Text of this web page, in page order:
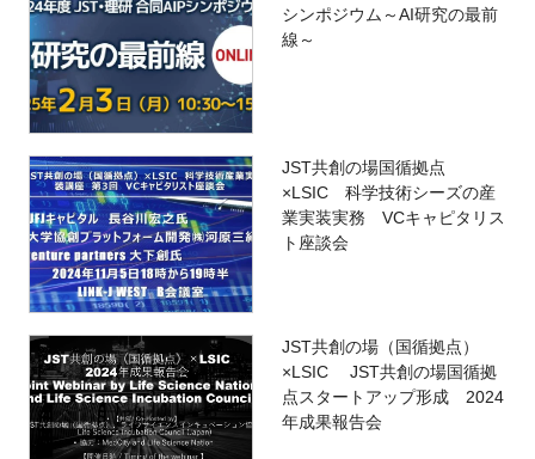
シンポジウム～AI研究の最前
線～
JST共創の場国循拠点
×LSIC 科学技術シーズの産
業実装実務 VCキャピタリス
ト座談会
JST共創の場（国循拠点）
×LSIC JST共創の場国循拠
点スタートアップ形成 2024
年成果報告会